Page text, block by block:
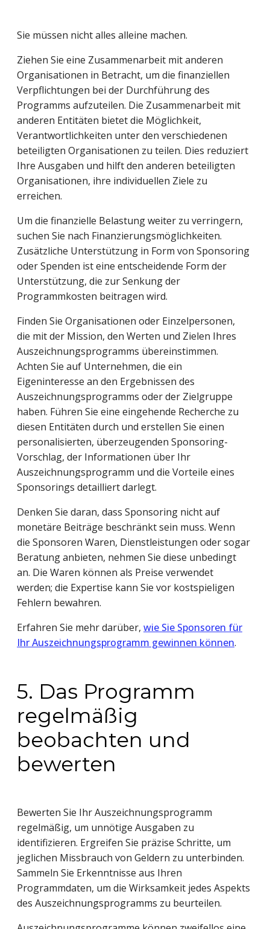
Sie müssen nicht alles alleine machen.
Ziehen Sie eine Zusammenarbeit mit anderen
Organisationen in Betracht, um die finanziellen
Verpflichtungen bei der Durchführung des
Programms aufzuteilen. Die Zusammenarbeit mit
anderen Entitäten bietet die Möglichkeit,
Verantwortlichkeiten unter den verschiedenen
beteiligten Organisationen zu teilen. Dies reduziert
Ihre Ausgaben und hilft den anderen beteiligten
Organisationen, ihre individuellen Ziele zu
erreichen.
Um die finanzielle Belastung weiter zu verringern,
suchen Sie nach Finanzierungsmöglichkeiten.
Zusätzliche Unterstützung in Form von Sponsoring
oder Spenden ist eine entscheidende Form der
Unterstützung, die zur Senkung der
Programmkosten beitragen wird.
Finden Sie Organisationen oder Einzelpersonen,
die mit der Mission, den Werten und Zielen Ihres
Auszeichnungsprogramms übereinstimmen.
Achten Sie auf Unternehmen, die ein
Eigeninteresse an den Ergebnissen des
Auszeichnungsprogramms oder der Zielgruppe
haben. Führen Sie eine eingehende Recherche zu
diesen Entitäten durch und erstellen Sie einen
personalisierten, überzeugenden Sponsoring-
Vorschlag, der Informationen über Ihr
Auszeichnungsprogramm und die Vorteile eines
Sponsorings detailliert darlegt.
Denken Sie daran, dass Sponsoring nicht auf
monetäre Beiträge beschränkt sein muss. Wenn
die Sponsoren Waren, Dienstleistungen oder sogar
Beratung anbieten, nehmen Sie diese unbedingt
an. Die Waren können als Preise verwendet
werden; die Expertise kann Sie vor kostspieligen
Fehlern bewahren.
Erfahren Sie mehr darüber, wie Sie Sponsoren für
Ihr Auszeichnungsprogramm gewinnen können.
5. Das Programm
regelmäßig
beobachten und
bewerten
Bewerten Sie Ihr Auszeichnungsprogramm
regelmäßig, um unnötige Ausgaben zu
identifizieren. Ergreifen Sie präzise Schritte, um
jeglichen Missbrauch von Geldern zu unterbinden.
Sammeln Sie Erkenntnisse aus Ihren
Programmdaten, um die Wirksamkeit jedes Aspekts
des Auszeichnungsprogramms zu beurteilen.